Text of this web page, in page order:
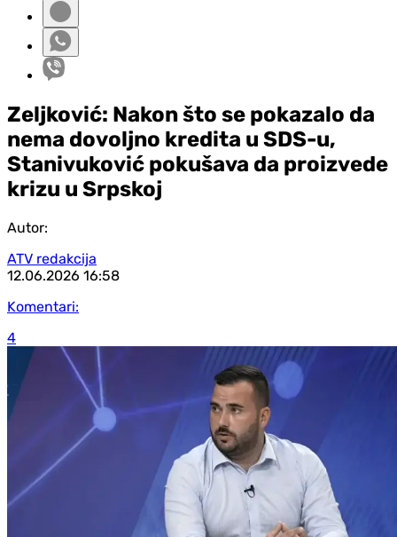
Zeljković: Nakon što se pokazalo da
nema dovoljno kredita u SDS-u,
Stanivuković pokušava da proizvede
krizu u Srpskoj
Autor:
ATV redakcija
12.06.2026 16:58
Komentari:
4